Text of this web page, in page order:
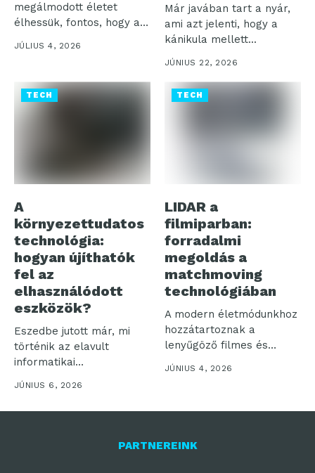
megálmodott életet
élhessük, fontos, hogy a
mindennapjainkat a...
JÚLIUS 4, 2026
Már javában tart a nyár,
ami azt jelenti, hogy a
kánikula mellett...
JÚNIUS 22, 2026
TECH
A
környezettudatos
technológia:
hogyan újíthatók
fel az
elhasználódott
eszközök?
Eszedbe jutott már, mi
történik az elavult
informatikai
eszközeiddel? Az inkluzív
JÚNIUS 6, 2026
TECH
LIDAR a
filmiparban:
forradalmi
megoldás a
matchmoving
technológiában
A modern életmódunkhoz
hozzátartoznak a
lenyűgöző filmes és
televíziós produkciók,
aminek következtében...
JÚNIUS 4, 2026
PARTNEREINK